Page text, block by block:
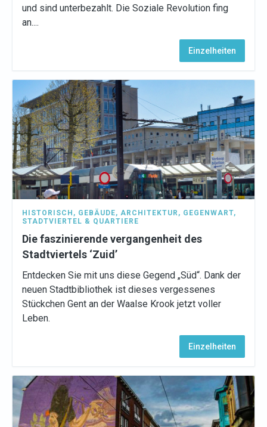
und sind unterbezahlt. Die Soziale Revolution fing
an....
Einzelheiten
HISTORISCH , GEBÄUDE, ARCHITEKTUR , GEGENWART,
STADTVIERTEL & QUARTIERE
Die faszinierende vergangenheit des
Stadtviertels ‘Zuid’
Entdecken Sie mit uns diese Gegend „Süd“. Dank der
neuen Stadtbibliothek ist dieses vergessenes
Stückchen Gent an der Waalse Krook jetzt voller
Leben.
Einzelheiten